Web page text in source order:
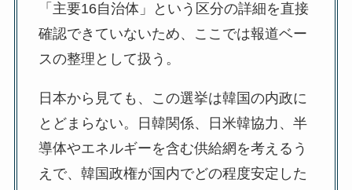
「主要16自治体」という区分の詳細を直接
確認できていないため、ここでは報道ベー
スの整理として扱う。
日本から見ても、この選挙は韓国の内政に
とどまらない。日韓関係、日米韓協力、半
導体やエネルギーを含む供給網を考えるう
えで、韓国政権が国内でどの程度安定した